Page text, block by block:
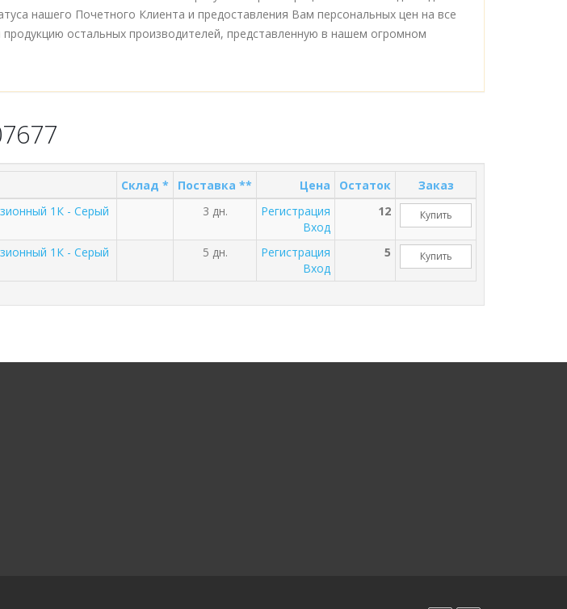
нашего Почетного Клиента и предоставления Вам персональных цен на все
продукцию остальных производителей, представленную в нашем огромном
Склад * Поставка ** Цена Остаток
Заказ
1К - Серый
3 дн.
Регистрация
Вход
12 Купить
1К - Серый
5 дн.
Регистрация
Вход
5 Купить